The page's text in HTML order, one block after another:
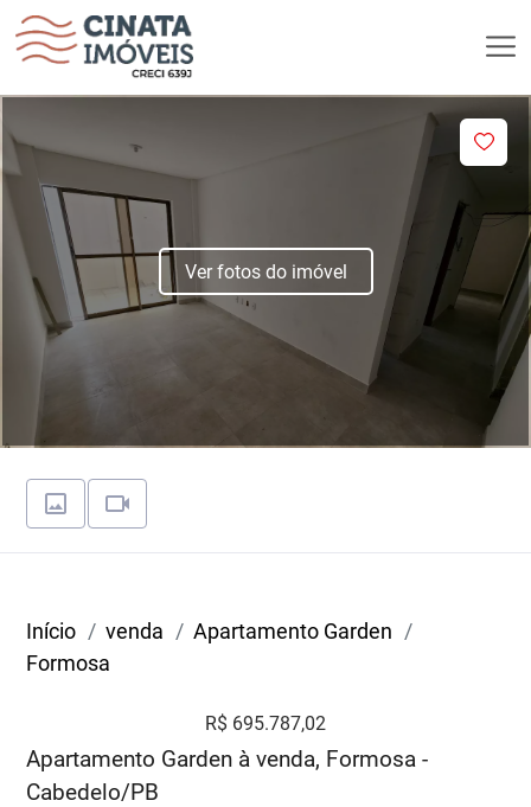
Ver fotos do imóvel
Início venda
Apartamento Garden
Formosa
R$ 695.787,02
Apartamento Garden à venda, Formosa -
Cabedelo/PB